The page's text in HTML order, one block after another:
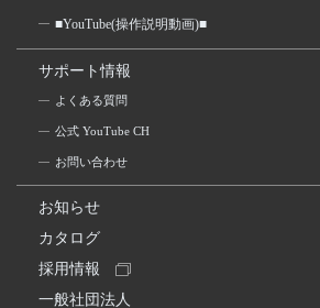
■YouTube(操作説明動画)■
サポート情報
よくある質問
公式 YouTube CH
お問い合わせ
お知らせ
カタログ
採用情報
一般社団法人